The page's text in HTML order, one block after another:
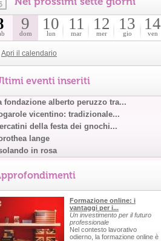
9
dom
10
lun
11
mar
12
mer
13
gio
14
ven
Apri il calendario
eventi inseriti
fondazione alberto peruzzo tra...
vicentino: tradizionale...
della festa dei gnochi...
lange
in rosa
Formazione online: i
vantaggi per i...
Un investimento per il futuro
professionale
Nel contesto lavorativo
odierno, la formazione online è